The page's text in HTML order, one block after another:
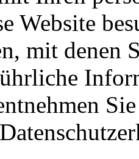
Website
mit denen